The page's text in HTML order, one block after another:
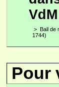
VdM
> Bail de
1744)
Pour